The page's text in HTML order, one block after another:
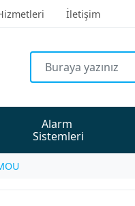
İletişim
Alarm
Sistemleri